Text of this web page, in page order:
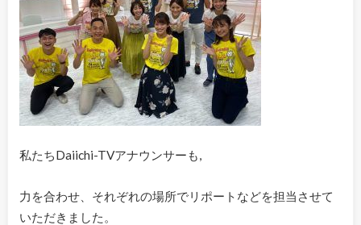
私たちDaiichi-TVアナウンサーも,
力を合わせ、それぞれの場所でリポートなどを担当させて
いただきました。